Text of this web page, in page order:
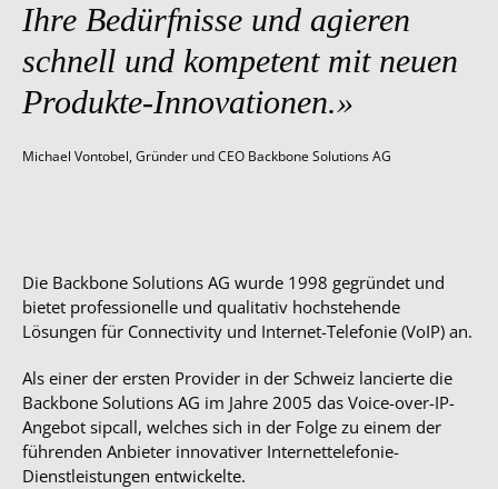
Ihre Bedürfnisse und agieren
schnell und kompetent mit neuen
Produkte-Innovationen.»
Michael Vontobel, Gründer und CEO Backbone Solutions AG
Die Backbone Solutions AG wurde 1998 gegründet und
bietet professionelle und qualitativ hochstehende
Lösungen für Connectivity und Internet-Telefonie (VoIP) an.
Als einer der ersten Provider in der Schweiz lancierte die
Backbone Solutions AG im Jahre 2005 das Voice-over-IP-
Angebot sipcall, welches sich in der Folge zu einem der
führenden Anbieter innovativer Internettelefonie-
Dienstleistungen entwickelte.